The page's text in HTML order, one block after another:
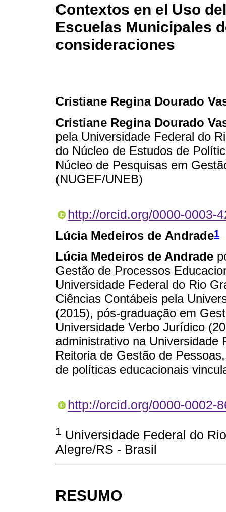
Contextos en el Uso
Escuelas Municipales
consideraciones
Cristiane Regina Dourado
Cristiane Regina Dourado
pela Universidade Federal do
do Núcleo de Estudos de
Núcleo de Pesquisas em
(NUGEF/UNEB)
http://orcid.org/0000-0003-
Lúcia Medeiros de Andrade1
Lúcia Medeiros de Andrade
Gestão de Processos
Universidade Federal do Rio
Ciências Contábeis pela
(2015), pós-graduação em
Universidade Verbo Jurídico
administrativo na Universidade
Reitoria de Gestão de
de políticas educacionais
http://orcid.org/0000-0002-
1 Universidade Federal do
Alegre/RS - Brasil
RESUMO